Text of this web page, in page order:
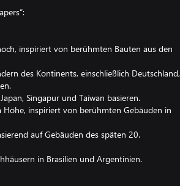
inspiriert von berühmten Bauten aus den
des Kontinents, einschließlich Deutschland,
Singapur und Taiwan basieren.
inspiriert von berühmten Gebäuden in
auf Gebäuden des späten 20.
in Brasilien und Argentinien.